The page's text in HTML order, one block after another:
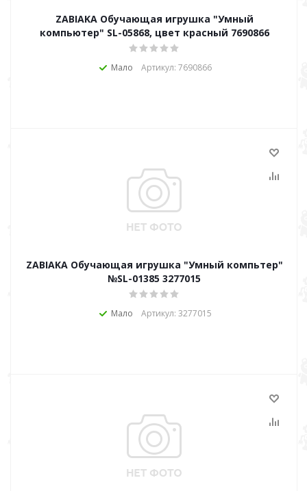
ZABIAKA Обучающая игрушка "Умный
компьютер" SL-05868, цвет красный 7690866
Мало Артикул: 7690866
ZABIAKA Обучающая игрушка "Умный компьтер"
№SL-01385 3277015
Мало Артикул: 3277015